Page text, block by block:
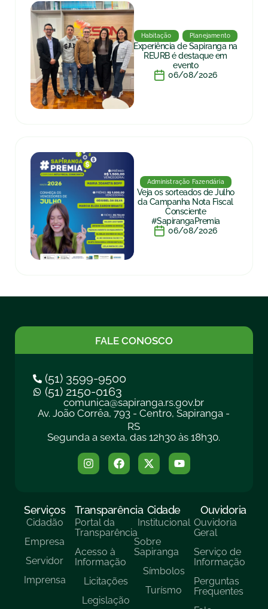
Habitação Planejamento
Experiência de Sapiranga na
REURB é destaque em
evento
06/08/2026
Administração Fazendária
Veja os sorteados de Julho
da Campanha Nota Fiscal
Consciente
#SapirangaPremia
06/08/2026
FALE CONOSCO
(51) 3599-9500
(51) 2150-0163
comunica@sapiranga.rs.gov.br
Av. João Corrêa, 793 - Centro, Sapiranga -
RS
Segunda a sexta, das 12h30 às 18h30.
Serviços
Cidadão
Empresa
Servidor
Imprensa
Transparência
Portal da
Transparência
Acesso à
Informação
Licitações
Legislação
Cidade
Institucional
Sobre
Sapiranga
Símbolos
Turísmo
Ouvidoria
Ouvidoria
Geral
Serviço de
Informação
Perguntas
Frequentes